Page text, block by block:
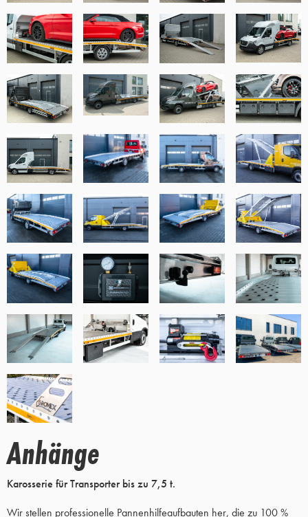
Anhänge
Karosserie für Transporter bis zu 7,5 t.
Wir stellen professionelle Pannenhilfeaufbauten her, die zu 100 %